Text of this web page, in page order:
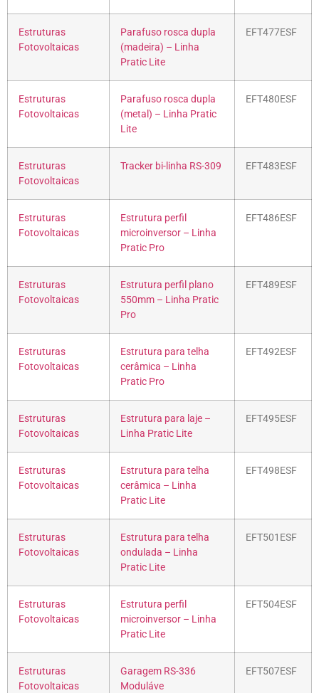
Estruturas
Fotovoltaicas
Parafuso rosca dupla
(madeira) – Linha
Pratic Lite
EFT477ESF
Estruturas
Fotovoltaicas
Parafuso rosca dupla
(metal) – Linha Pratic
Lite
EFT480ESF
Estruturas
Fotovoltaicas
Tracker bi-linha RS-309 EFT483ESF
Estruturas
Fotovoltaicas
Estrutura perfil
microinversor – Linha
Pratic Pro
EFT486ESF
Estruturas
Fotovoltaicas
Estrutura perfil plano
550mm – Linha Pratic
Pro
EFT489ESF
Estruturas
Fotovoltaicas
Estrutura para telha
cerâmica – Linha
Pratic Pro
EFT492ESF
Estruturas
Fotovoltaicas
Estrutura para laje –
Linha Pratic Lite
EFT495ESF
Estruturas
Fotovoltaicas
Estrutura para telha
cerâmica – Linha
Pratic Lite
EFT498ESF
Estruturas
Fotovoltaicas
Estrutura para telha
ondulada – Linha
Pratic Lite
EFT501ESF
Estruturas
Fotovoltaicas
Estrutura perfil
microinversor – Linha
Pratic Lite
EFT504ESF
Estruturas
Fotovoltaicas
Garagem RS-336
Moduláve
EFT507ESF